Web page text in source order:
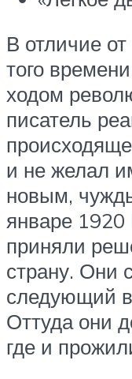
В отличие
того
ходом
писатель
и не желал
новым,
январе 1920
приняли
страну. Они
следующий в
Оттуда они
где и